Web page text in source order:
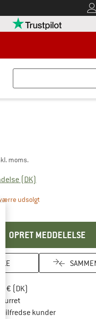
en infoboks Vi er
moms.
(DK)
udsolgtLinket åbnes i en
OPRET MEDDELELSE
€ (DK)
Gå til returretten her
tilfredse kunder